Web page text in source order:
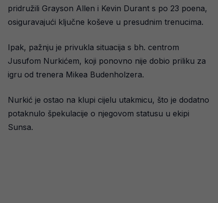
pridružili Grayson Allen i Kevin Durant s po 23 poena,
osiguravajući ključne koševe u presudnim trenucima.
Ipak, pažnju je privukla situacija s bh. centrom
Jusufom Nurkićem, koji ponovno nije dobio priliku za
igru od trenera Mikea Budenholzera.
Nurkić je ostao na klupi cijelu utakmicu, što je dodatno
potaknulo špekulacije o njegovom statusu u ekipi
Sunsa.